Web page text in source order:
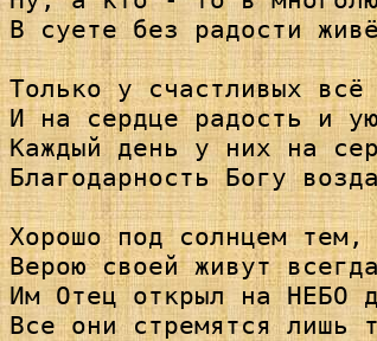
В суете без радости
Только у счастливых
И на сердце радость и
Каждый день у них на
Благодарность Богу
Хорошо под солнцем
Верою своей живут
Им Отец открыл на НЕБО
Все они стремятся лишь